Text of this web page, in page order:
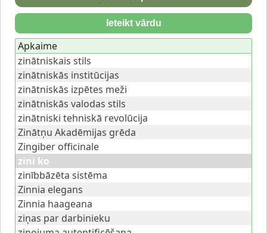
Ieteikt vārdu
Apkaime
zinātniskais stils
zinātniskās institūcijas
zinātniskās izpētes meži
zinātniskās valodas stils
zinātniski tehniskā revolūcija
Zinātņu Akadēmijas grēda
Zingiber officinale
zini ko
zinībbāzēta sistēma
Zinnia elegans
Zinnia haageana
ziņas par darbinieku